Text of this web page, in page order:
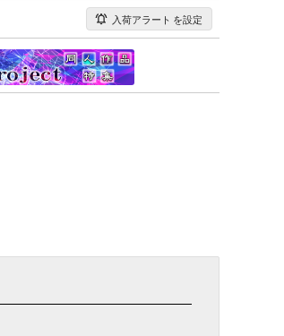
入荷アラート を設定